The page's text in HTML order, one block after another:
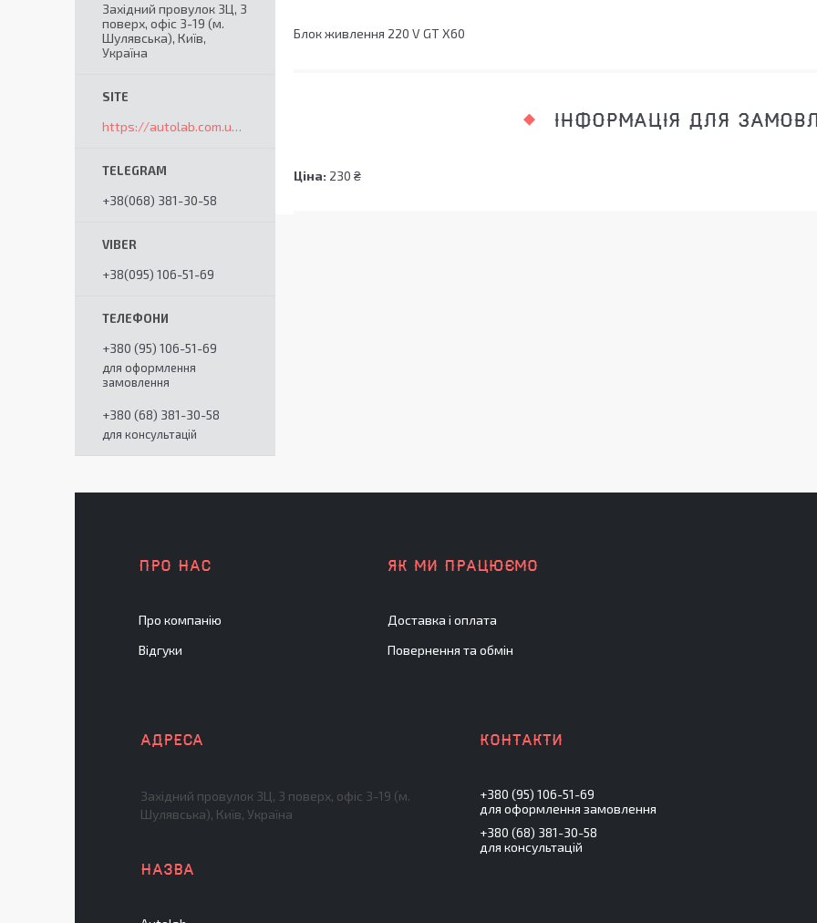
Блок живлення 220 V GT X60
ІНФОРМАЦІЯ ДЛЯ
Ціна: 230 ₴
Західний провулок 3Ц, 3
поверх, офіс 3-19 (м.
Шулявська), Київ,
Україна
https://autolab.com.ua/ua/
+38(068) 381-30-58
+38(095) 106-51-69
+380 (95) 106-51-69
для оформлення
замовлення
+380 (68) 381-30-58
для консультацій
ПРО НАС
Про компанію
Відгуки
ЯК МИ ПРАЦЮЄМО
Доставка і оплата
Повернення та обмін
Західний провулок 3Ц, 3 поверх, офіс 3-19 (м.
Шулявська), Київ, Україна
+380 (95) 106-51-69
для оформлення замовлення
+380 (68) 381-30-58
для консультацій